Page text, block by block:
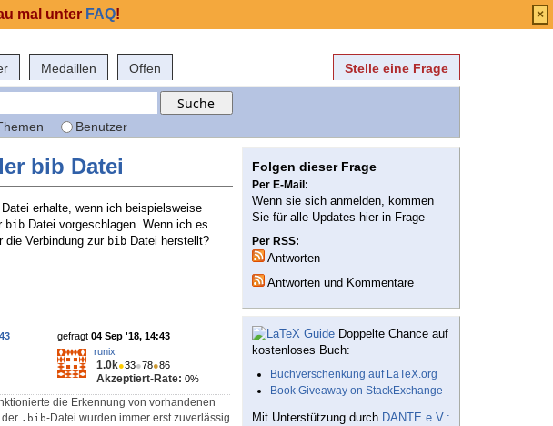
Medaillen Offen Stelle eine Frage
Benutzer
bib Datei
Datei erhalte, wenn ich beispielsweise
bib Datei vorgeschlagen. Wenn ich es
die Verbindung zur bib Datei herstellt?
gefragt 04 Sep '18, 14:43
runix
1.0k●33●78●86
Akzeptiert-Rate: 0%
die Erkennung von vorhandenen
der .bib-Datei wurden immer erst zuverlässig
Folgen dieser Frage
Per E-Mail:
Wenn sie sich anmelden, kommen
Sie für alle Updates hier in Frage
Per RSS:
Antworten
Antworten und Kommentare
Doppelte Chance auf
kostenloses Buch:
Buchverschenkung auf LaTeX.org
Book Giveaway on StackExchange
Mit Unterstützung durch DANTE e.V.:
mal unter FAQ! ×